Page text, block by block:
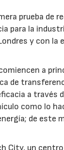
prueba de
para la
y con
a
de
a través
como lo
de este
City, un